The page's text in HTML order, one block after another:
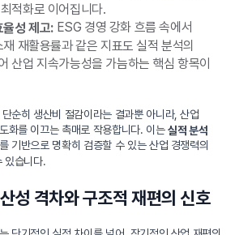
적화로 이어집니다.
율성 제고:ESG 경영 강화 흐름 속에서
재활용률과 같은 지표도 실적 분석의
산업 지속가능성을 가늠하는 핵심 항목이
순히 생산비 절감이라는 결과뿐 아니라, 산업
화를 이끄는 촉매로 작용합니다. 이는실적 분석
기반으로 명확히 검증할 수 있는 산업 경쟁력의
있습니다.
성 격차와 구조적 재편의 신호